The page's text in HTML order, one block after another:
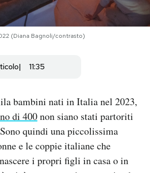
(Diana Bagnoli/contrasto)
11:35
bambini nati in Italia nel 2023,
di 400non siano stati partoriti
quindi una piccolissima
e le coppie italiane che
i propri figli in casa o in